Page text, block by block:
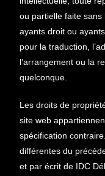
ou partielle faite sans
ayants droit ou
pour la traduction,
l’arrangement ou la
quelconque.
Les droits de
site web
spécification
différentes du
et par écrit de IDC